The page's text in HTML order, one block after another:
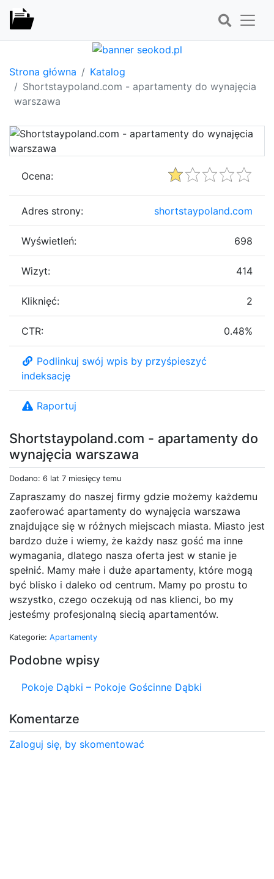
Strona główna
Katalog
Shortstaypoland.com - apartamenty do wynajęcia
warszawa
Shortstaypoland.com - apartamenty do
wynajęcia warszawa
Dodano: 6 lat 7 miesięcy temu
Zapraszamy do naszej firmy gdzie możemy każdemu
zaoferować apartamenty do wynajęcia warszawa
znajdujące się w różnych miejscach miasta. Miasto jest
bardzo duże i wiemy, że każdy nasz gość ma inne
wymagania, dlatego nasza oferta jest w stanie je
spełnić. Mamy małe i duże apartamenty, które mogą
być blisko i daleko od centrum. Mamy po prostu to
wszystko, czego oczekują od nas klienci, bo my
jesteśmy profesjonalną siecią apartamentów.
Kategorie: Apartamenty
Podobne wpisy
Pokoje Dąbki – Pokoje Gościnne Dąbki
Komentarze
Zaloguj się, by skomentować
Ocena:
Adres strony: shortstaypoland.com
Wyświetleń: 698
Wizyt: 414
Kliknięć: 2
CTR: 0.48%
Podlinkuj swój wpis by przyśpieszyć
indeksację
Raportuj